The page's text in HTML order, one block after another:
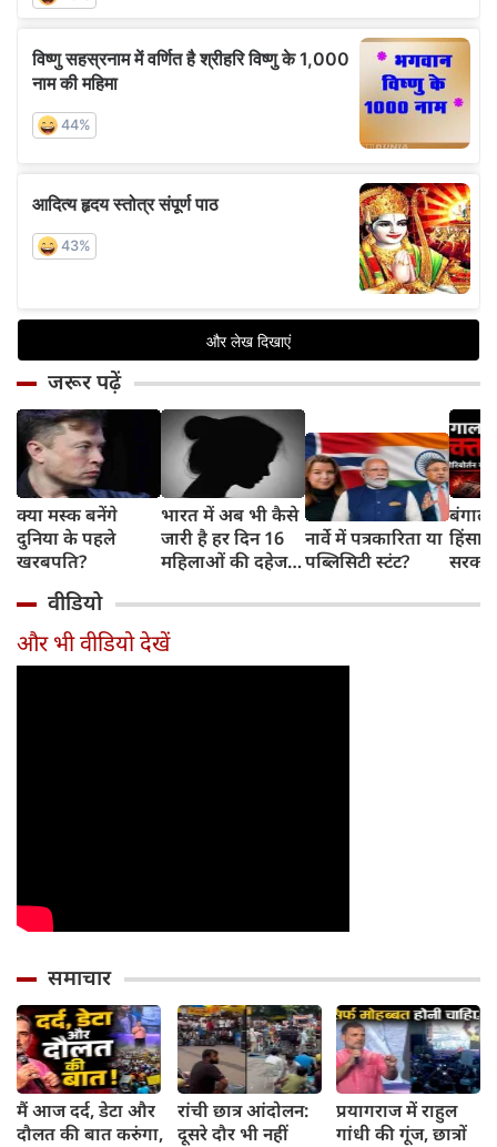
जरूर पढ़ें
क्या मस्क बनेंगे
दुनिया के पहले
खरबपति?
भारत में अब भी कैसे
जारी है हर दिन 16
महिलाओं की दहेज
नार्वे में पत्रकारिता या
पब्लिसिटी स्टंट?
बंगाल
हिंसा
वीडियो
और भी वीडियो देखें
समाचार
मैं आज दर्द, डेटा और
दौलत की बात करुंगा,
रांची छात्र आंदोलन:
दूसरे दौर भी नहीं
प्रयागराज में राहुल
गांधी की गूंज, छात्रों